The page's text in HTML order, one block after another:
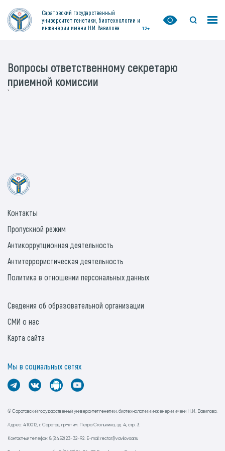
Саратовский государственный
университет генетики, биотехнологии и
инженерии имени Н.И. Вавилова
12+
Вопросы ответственному секретарю
приемной комиссии
`
© Саратовский государственный университет генетики, биотехнологии и инженерии имени Н.И. Вавилова.
Адрес: 410012, г. Саратов, пр-кт им. Петра Столыпина, зд. 4, стр. 3.
Контактный телефон: 8 (8452) 23-32-92. E-mail: rector@vavilovsar.ru
Контакты
Пропускной режим
Антикоррупционная деятельность
Антитеррористическая деятельность
Политика в отношении персональных данных
Сведения об образовательной организации
СМИ о нас
Карта сайта
Мы в социальных сетях